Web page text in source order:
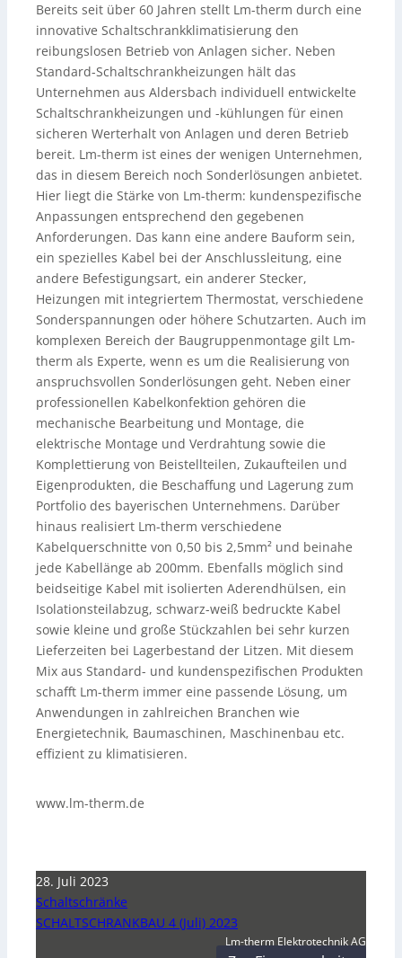
Bereits seit über 60 Jahren stellt Lm-therm durch eine
innovative Schaltschrankklimatisierung den
reibungslosen Betrieb von Anlagen sicher. Neben
Standard-Schaltschrankheizungen hält das
Unternehmen aus Aldersbach individuell entwickelte
Schaltschrankheizungen und -kühlungen für einen
sicheren Werterhalt von Anlagen und deren Betrieb
bereit. Lm-therm ist eines der wenigen Unternehmen,
das in diesem Bereich noch Sonderlösungen anbietet.
Hier liegt die Stärke von Lm-therm: kundenspezifische
Anpassungen entsprechend den gegebenen
Anforderungen. Das kann eine andere Bauform sein,
ein spezielles Kabel bei der Anschlussleitung, eine
andere Befestigungsart, ein anderer Stecker,
Heizungen mit integriertem Thermostat, verschiedene
Sonderspannungen oder höhere Schutzarten. Auch im
komplexen Bereich der Baugruppenmontage gilt Lm-
therm als Experte, wenn es um die Realisierung von
anspruchsvollen Sonderlösungen geht. Neben einer
professionellen Kabelkonfektion gehören die
mechanische Bearbeitung und Montage, die
elektrische Montage und Verdrahtung sowie die
Komplettierung von Beistellteilen, Zukaufteilen und
Eigenprodukten, die Beschaffung und Lagerung zum
Portfolio des bayerischen Unternehmens. Darüber
hinaus realisiert Lm-therm verschiedene
Kabelquerschnitte von 0,50 bis 2,5mm² und beinahe
jede Kabellänge ab 200mm. Ebenfalls möglich sind
beidseitige Kabel mit isolierten Aderendhülsen, ein
Isolationsteilabzug, schwarz-weiß bedruckte Kabel
sowie kleine und große Stückzahlen bei sehr kurzen
Lieferzeiten bei Lagerbestand der Litzen. Mit diesem
Mix aus Standard- und kundenspezifischen Produkten
schafft Lm-therm immer eine passende Lösung, um
Anwendungen in zahlreichen Branchen wie
Energietechnik, Baumaschinen, Maschinenbau etc.
effizient zu klimatisieren.
www.lm-therm.de
28. Juli 2023
Schaltschränke
SCHALTSCHRANKBAU 4 (Juli) 2023
Lm-therm Elektrotechnik AG